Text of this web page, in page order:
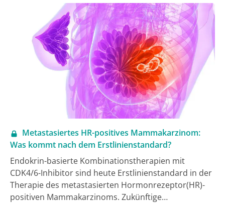
Metastasiertes HR-positives Mammakarzinom:
Was kommt nach dem Erstlinienstandard?
Endokrin-basierte Kombinationstherapien mit
CDK4/6-Inhibitor sind heute Erstlinienstandard in der
Therapie des metastasierten Hormonrezeptor(HR)-
positiven Mammakarzinoms. Zukünftige